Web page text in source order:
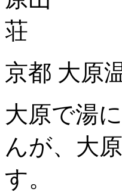
京都 大原
大原で湯
んが、大
す。